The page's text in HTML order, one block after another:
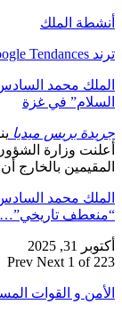
أنشطة الملك
ترند Trends Google Tendances
الملك محمد
السلام” في غزة
جريدة بريس ميديا
أعلنت وزارة
المقيمين
الملك محمد
“منعطف تاريخي”…
أكتوبر 31, 2025
Prev Next 1 of 223
الأمن و القوات